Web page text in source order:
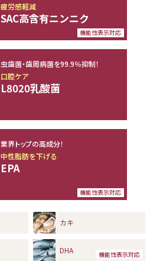
機能性表示対応
疲労感軽減
SAC高含有ニンニク
虫歯菌・歯周病菌を99.9％抑制！
口腔ケア
L8020乳酸菌
機能性表示対応
業界トップの高成分！
中性脂肪を下げる
EPA
カキ
機能性表示対応
DHA